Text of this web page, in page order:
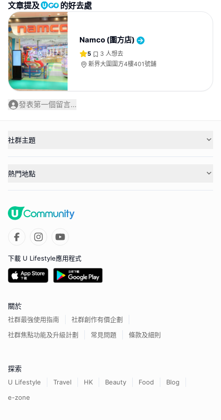
文章提及 的好去處
Namco (圍方店)
5 3 人想去
新界大圍圍方4樓401號舗
發表第一個留言...
社群主題
熱門地點
下載 U Lifestyle應用程式
關於
社群最強使用指南
社群創作有價企劃
社群焦點功能及升級計劃
常見問題 條款及細則
探索
U Lifestyle Travel HK Beauty Food
Blog
e-zone